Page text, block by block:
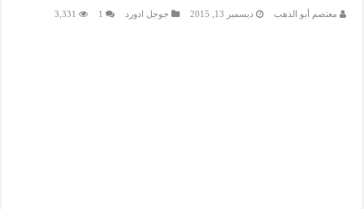
معتصم أبو الذهب ديسمبر 13, 2015 جوجل ادورد 1
3,331